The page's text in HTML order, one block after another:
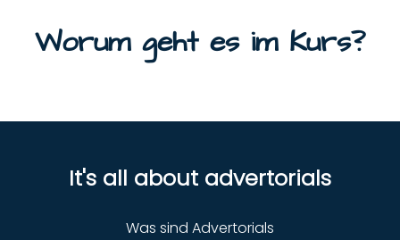
Worum geht es im Kurs?
It's all about advertorials
Was sind Advertorials